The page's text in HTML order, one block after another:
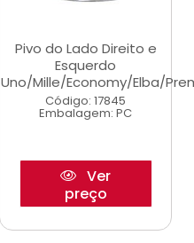
Pivo do Lado Direito e
Esquerdo
Uno/Mille/Economy/Elba/
Código: 17845
Embalagem: PC
Ver
preço